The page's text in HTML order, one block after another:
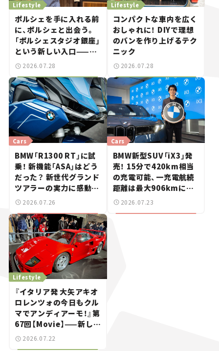
Lifestyle
ポルシェを手に入れる前
に、ポルシェと出会う。
「ポルシェスタジオ銀座」
という新しい入口——連
載｜CCGとクルマでどう
2026.07.28
Lifestyle
コンパクトな車内を広く
おしゃれに！ DIYで理想
のバンを作り上げるテク
ニック
2026.07.28
Cars
BMW「R1300 RT」に試
乗！ 新機能「ASA」はどう
だった？ 新世代グランド
ツアラーの実力に感動
【試乗レビュー】
2026.07.26
Cars
BMW新型SUV「iX3」発
売！ 15分で420km相当
の充電可能、一充電航続
距離は最大906kmに。
サッカー中村敬斗選手も
2026.07.23
Lifestyle
『イタリア発 大矢アキオ
ロレンツォの今日もクル
マでアンディアーモ！』第
67回【Movie】——新しい
スーパーカーショーで起
きた、若者たちの「驚き」
2026.07.22